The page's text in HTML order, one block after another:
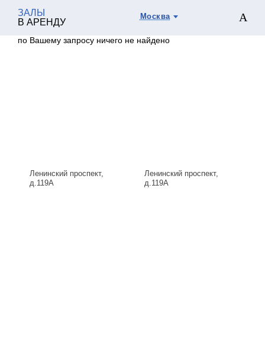
ЗАЛЫ
В АРЕНДУ
Москва
по Вашему запросу ничего не найдено
Ленинский проспект,
д.119А
Ленинский проспект,
д.119А